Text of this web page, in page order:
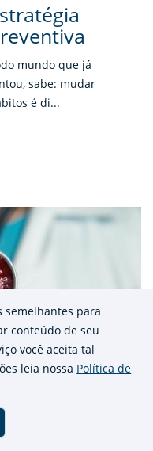
semelhantes para
conteúdo de seu
você aceita tal
leia nossa Política de
mundo que já
sabe: mudar
é di...